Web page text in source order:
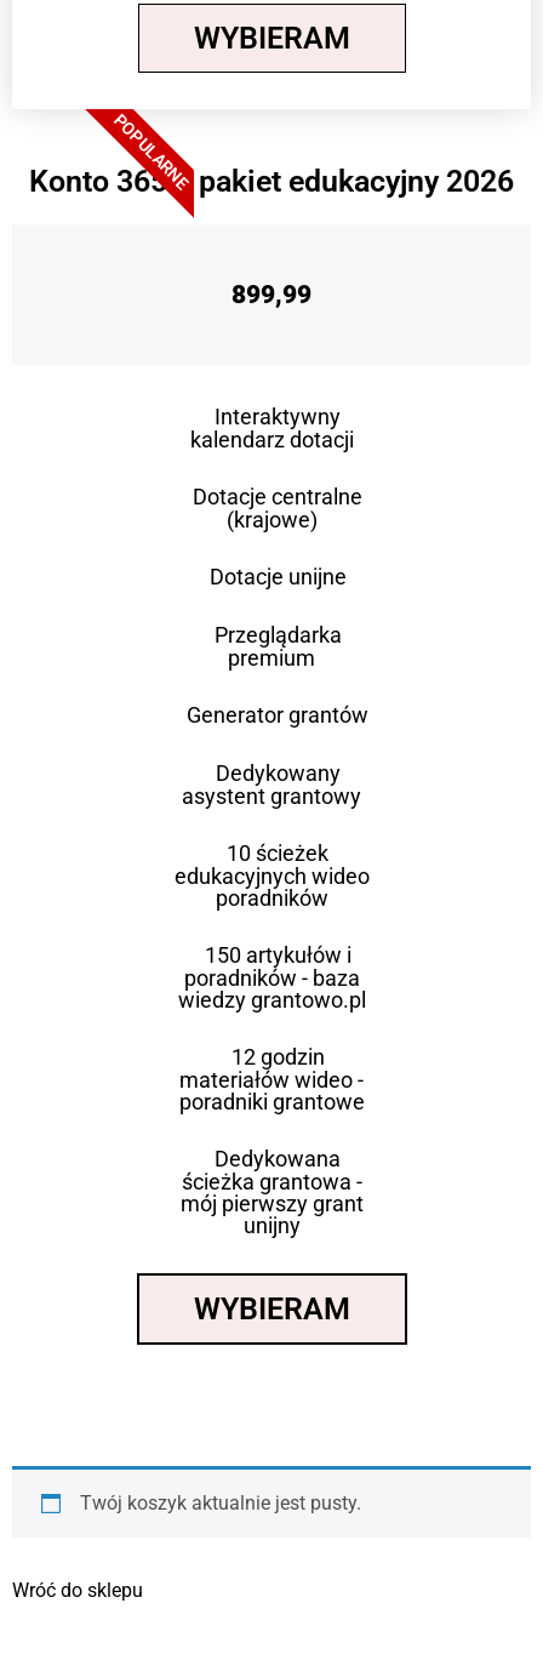
WYBIERAM
POPULARNE
Konto 365 + pakiet edukacyjny 2026
899,99
Interaktywny
kalendarz dotacji
Dotacje centralne
(krajowe)
Dotacje unijne
Przeglądarka
premium
Generator grantów
Dedykowany
asystent grantowy
10 ścieżek
edukacyjnych wideo
poradników
150 artykułów i
poradników - baza
wiedzy grantowo.pl
12 godzin
materiałów wideo -
poradniki grantowe
Dedykowana
ścieżka grantowa -
mój pierwszy grant
unijny
WYBIERAM
Twój koszyk aktualnie jest pusty.
Wróć do sklepu